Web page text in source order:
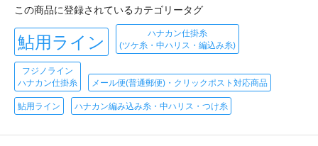
この商品に登録されているカテゴリータグ
鮎用ライン
ハナカン仕掛糸
(ツケ糸・中ハリス・編込み糸)
フジノライン
ハナカン仕掛糸
メール便(普通郵便)・クリックポスト対応商品
鮎用ライン ハナカン編み込み糸・中ハリス・つけ糸